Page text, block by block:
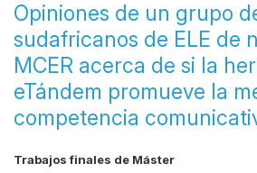
Opiniones de un grupo
sudafricanos de ELE de
MCER acerca de si la
eTándem promueve la
competencia
Trabajos finales de Máster